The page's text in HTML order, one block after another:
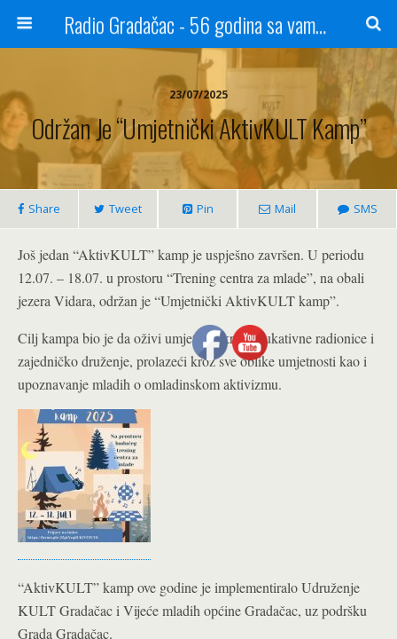
Radio Gradačac - 56 godina sa vama...
23/07/2025
Održan Je “Umjetnički AktivKULT Kamp”
Share Tweet Pin Mail SMS
Još jedan “AktivKULT” kamp je uspješno završen. U periodu
12.07. – 18.07. u prostoru “Trening centra za mlade”, na obali
jezera Vidara, održan je “Umjetnički AktivKULT kamp”.
Cilj kampa bio je da oživi umjetnost kroz edukativne radionice i
zajedničko druženje, prolazeći kroz sve oblike umjetnosti kao i
upoznavanje mladih o omladinskom aktivizmu.
“AktivKULT” kamp ove godine je implementiralo Udruženje
KULT Gradačac i Vijeće mladih općine Gradačac, uz podršku
Grada Gradačac.